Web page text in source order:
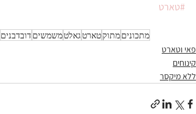
#טארט
מתכוניםמתוקטארטגאלטמשמשים דובדבנים
פאי וטארט
קינוחים
ללא מיקסר